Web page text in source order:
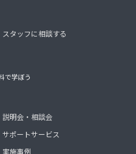
スタッフに相談する
で学ぼう
説明会・相談会
サポートサービス
実施事例